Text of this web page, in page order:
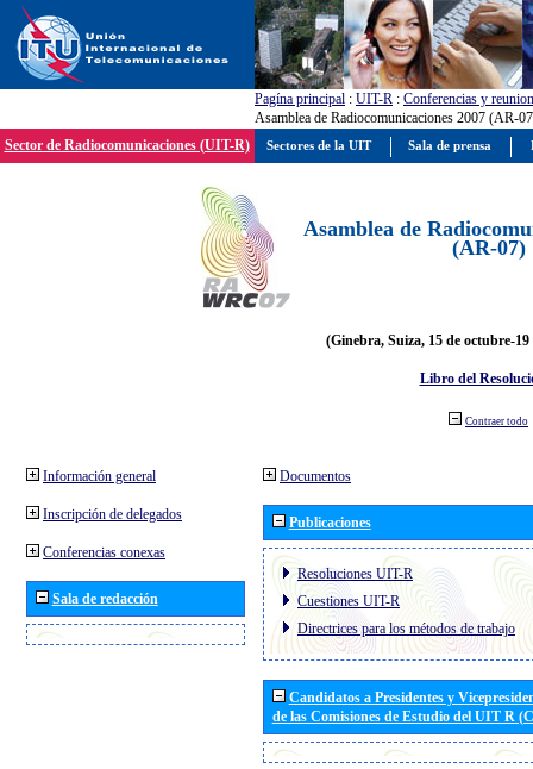
Pagína principal : UIT-R : Conferencias y
Asamblea de Radiocomunicaciones 2007 (AR-
Sector de Radiocomunicaciones (UIT-R)
Asamblea de
(AR-07)
(Ginebra, Suiza, 15 de octubre-19
Libro del
Contraer todo
Información general
Inscripción de delegados
Conferencias conexas
Sala de redacción
Documentos
Publicaciones
Resoluciones UIT-R
Cuestiones UIT-R
Directrices para los métodos de trabajo
Candidatos a Presidentes y
de las Comisiones de Estudio del UIT R
Sectores de la UIT Sala de prensa